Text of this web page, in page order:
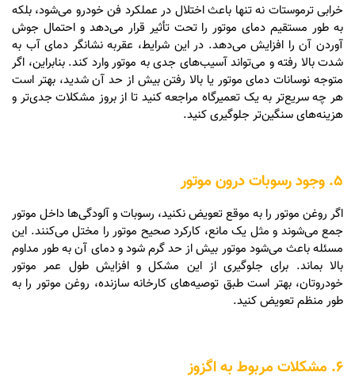
خرابی ترموستات نه تنها باعث اختلال در عملکرد فن خودرو می‌شود، بلکه
به طور مستقیم دمای موتور را تحت تأثیر قرار می‌دهد و احتمال جوش
آوردن آن را افزایش می‌دهد. در این شرایط، عقربه نشانگر دمای آب به
شدت بالا رفته و می‌تواند آسیب‌های جدی به موتور وارد کند. بنابراین، اگر
متوجه نوسانات دمای موتور یا بالا رفتن بیش از حد آن شدید، بهتر است
هر چه سریع‌تر به یک تعمیرگاه مراجعه کنید تا از بروز مشکلات جدی‌تر و
هزینه‌های سنگین‌تر جلوگیری کنید.
5. وجود رسوبات درون موتور
اگر روغن موتور را به موقع تعویض نکنید، رسوبات و آلودگی‌ها داخل موتور
جمع می‌شوند و مثل یک مانع، کارکرد صحیح موتور را مختل می‌کنند. این
مسئله باعث می‌شود موتور بیش از حد گرم شود و دمای آن به طور مداوم
بالا بماند. برای جلوگیری از این مشکل و افزایش طول عمر موتور
خودروتان، بهتر است طبق توصیه‌های کارخانه سازنده، روغن موتور را به
طور منظم تعویض کنید.
6. مشکلات مربوط به اگزوز